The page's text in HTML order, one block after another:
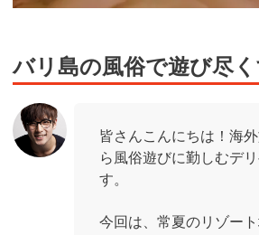
バリ島の風俗で遊び尽く
皆さんこんにちは！海
ら風俗遊びに勤しむデ
す。
今回は、 常夏のリゾー